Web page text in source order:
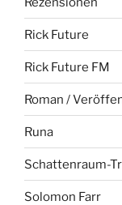
Rick Future
Rick Future FM
Roman /
Runa
Schattenraum-
Solomon Farr